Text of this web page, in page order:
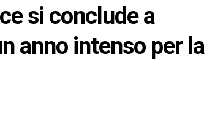
si conclude a
anno intenso per la